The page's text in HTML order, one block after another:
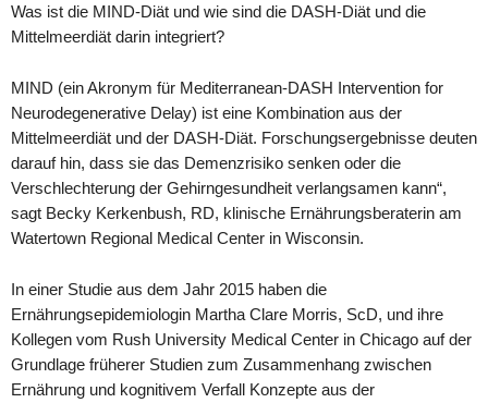
Was ist die MIND-Diät und wie sind die DASH-Diät und die
Mittelmeerdiät darin integriert?
MIND (ein Akronym für Mediterranean-DASH Intervention for
Neurodegenerative Delay) ist eine Kombination aus der
Mittelmeerdiät und der DASH-Diät. Forschungsergebnisse deuten
darauf hin, dass sie das Demenzrisiko senken oder die
Verschlechterung der Gehirngesundheit verlangsamen kann“,
sagt Becky Kerkenbush, RD, klinische Ernährungsberaterin am
Watertown Regional Medical Center in Wisconsin.
In einer Studie aus dem Jahr 2015 haben die
Ernährungsepidemiologin Martha Clare Morris, ScD, und ihre
Kollegen vom Rush University Medical Center in Chicago auf der
Grundlage früherer Studien zum Zusammenhang zwischen
Ernährung und kognitivem Verfall Konzepte aus der